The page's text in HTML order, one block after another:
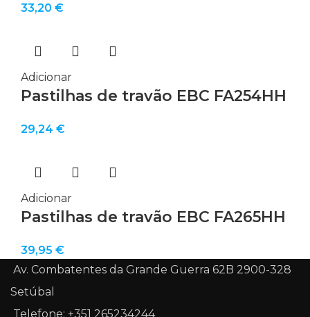
33,20 €
Adicionar
Pastilhas de travão EBC FA254HH
29,24 €
Adicionar
Pastilhas de travão EBC FA265HH
39,95 €
Av. Combatentes da Grande Guerra 62B 2900-328
Setúbal
Telefone: +351 265234244